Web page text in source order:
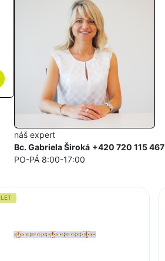
náš expert
Bc. Gabriela Široká +420 720 115 467
PO-PÁ 8:00-17:00